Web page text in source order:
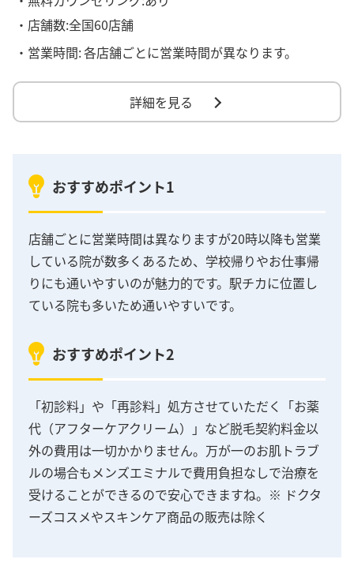
・店舗数:全国60店舗
・営業時間:各店舗ごとに営業時間が異なります。
詳細を見る
おすすめポイント1
店舗ごとに営業時間は異なりますが20時以降も営業
している院が数多くあるため、学校帰りやお仕事帰
りにも通いやすいのが魅力的です。駅チカに位置し
ている院も多いため通いやすいです。
おすすめポイント2
「初診料」や「再診料」処方させていただく「お薬
代（アフターケアクリーム）」など脱毛契約料金以
外の費用は一切かかりません。万が一のお肌トラブ
ルの場合もメンズエミナルで費用負担なしで治療を
受けることができるので安心できますね。※ ドクタ
ーズコスメやスキンケア商品の販売は除く